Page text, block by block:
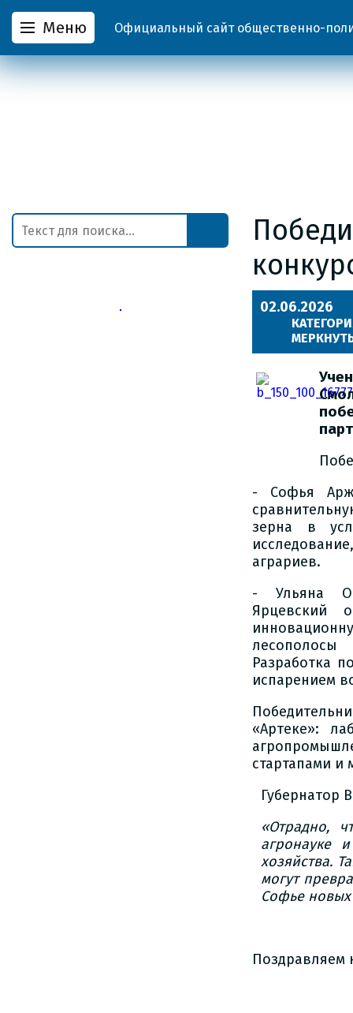
Меню Официальный сайт общественно-
02.06.2026
- Софья
зерна в
аграриев.
- Ульяна
Ярцевский
Разработка
испарением
«Артеке»:
стартапами и
Губернатор
«Отрадно,
агронауке
хозяйства.
могут
Софье новых
Поздравляем